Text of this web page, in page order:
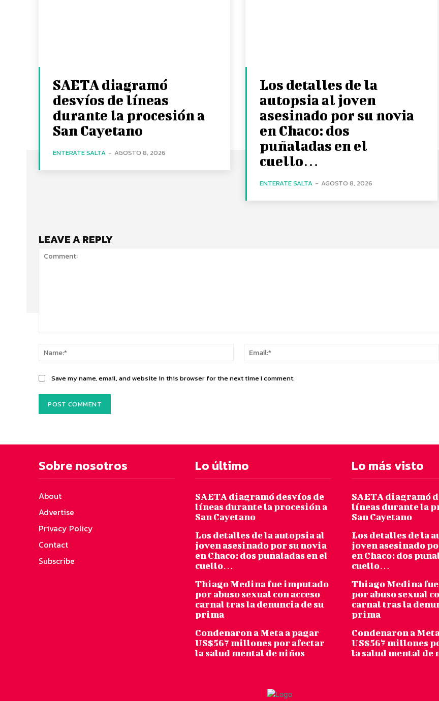
SAETA diagramó
desvíos de líneas
durante la procesión a
San Cayetano
ENTERATE SALTA - AGOSTO 8, 2026
Los detalles de la
autopsia al joven
asesinado por su novia
en Chaco: dos
puñaladas en el
cuello…
ENTERATE SALTA - AGOSTO 8, 2026
LEAVE A REPLY
Name:*
Save my name, email, and website in this browser for the next time I comment.
Sobre nosotros
About
Advertise
Privacy Policy
Contact
Subscribe
Lo último
SAETA diagramó desvíos de
líneas durante la procesión a
San Cayetano
Los detalles de la autopsia al
joven asesinado por su novia
en Chaco: dos puñaladas en el
cuello…
Thiago Medina fue imputado
por abuso sexual con acceso
carnal tras la denuncia de su
prima
Condenaron a Meta a pagar
US$567 millones por afectar
la salud mental de niños
Lo más visto
SAETA diagramó
líneas durante la
San Cayetano
Los detalles de la
joven asesinado
en Chaco: dos
cuello…
Thiago Medina
por abuso sexual
carnal tras la
prima
Condenaron a
US$567 millones
la salud mental de